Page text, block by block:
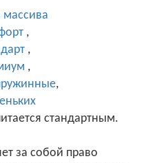
массива
,
,
,
,
стандартным.
за собой право